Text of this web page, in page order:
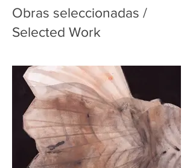
Obras seleccionadas /
Selected Work